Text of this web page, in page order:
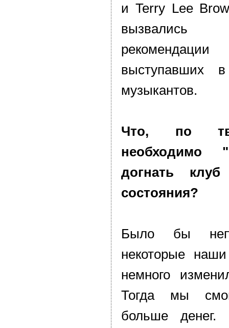
и Terry Lee
вызвались
выступавших
музыкантов.
Что, по
необходимо
догнать
состояния?
Было бы
некоторые
немного
Тогда мы
больше денег.